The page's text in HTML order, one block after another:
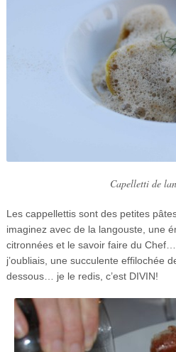
Capelletti de
Les cappellettis sont des petites
imaginez avec de la langouste, une
citronnées et le savoir faire du
j’oubliais, une succulente effilochée
dessous… je le redis, c’est DIVIN!